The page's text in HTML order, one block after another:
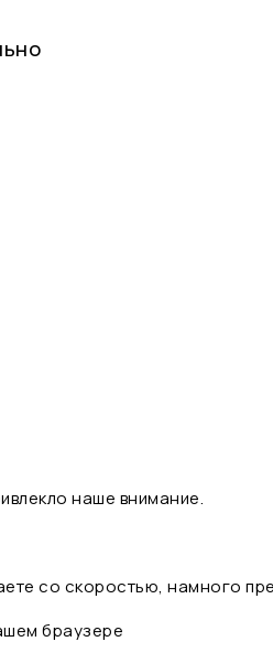
наше внимание.
со скоростью, намного
браузере